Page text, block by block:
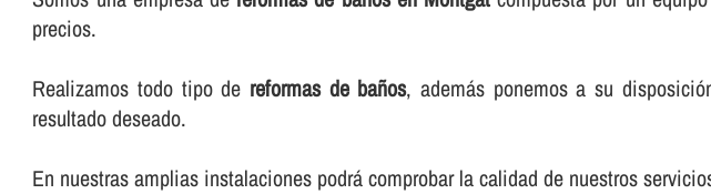
precios.
Realizamos todo tipo de reformas de baños, además ponemos a su
resultado deseado.
En nuestras amplias instalaciones podrá comprobar la calidad de nuestros